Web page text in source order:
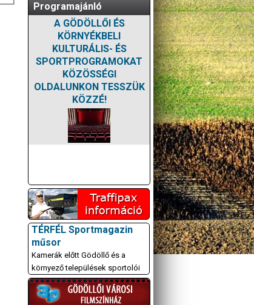
Programajánló
A GÖDÖLLŐI ÉS
KÖRNYÉKBELI
KULTURÁLIS- ÉS
SPORTPROGRAMOKAT
KÖZÖSSÉGI
OLDALUNKON TESSZÜK
KÖZZÉ!
TÉRFÉL Sportmagazin
műsor
Kamerák előtt Gödöllő és a
környező települések sportolói